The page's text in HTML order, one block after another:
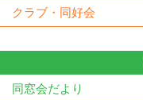
クラブ・同好会
同窓会だより